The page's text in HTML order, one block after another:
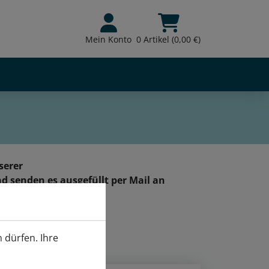
Mein Konto 0 Artikel (0,00 €)
senden es ausgefüllt per Mail an
dürfen. Ihre